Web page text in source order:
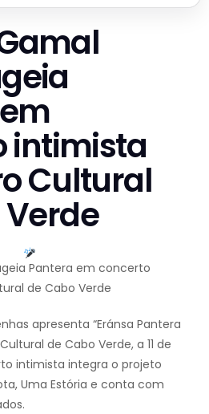
intimista
Cultural
Pantera em concerto
de Cabo Verde
apresenta “Eránsa Pantera
de Cabo Verde, a 11 de
intimista integra o projeto
Uma Estória e conta com